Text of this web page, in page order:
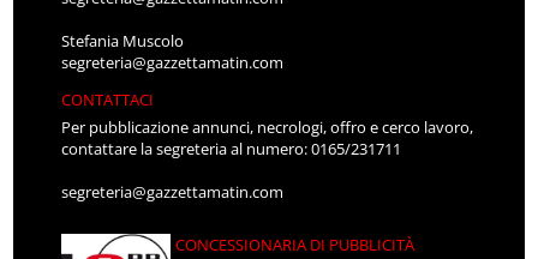
Stefania Muscolo
segreteria@gazzettamatin.com
CONTATTACI
Per pubblicazione annunci, necrologi, offro e cerco lavoro,
contattare la segreteria al numero: 0165/231711
segreteria@gazzettamatin.com
CONCESSIONARIA DI PUBBLICITÀ